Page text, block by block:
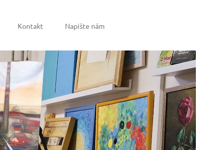
Kontakt Napište nám